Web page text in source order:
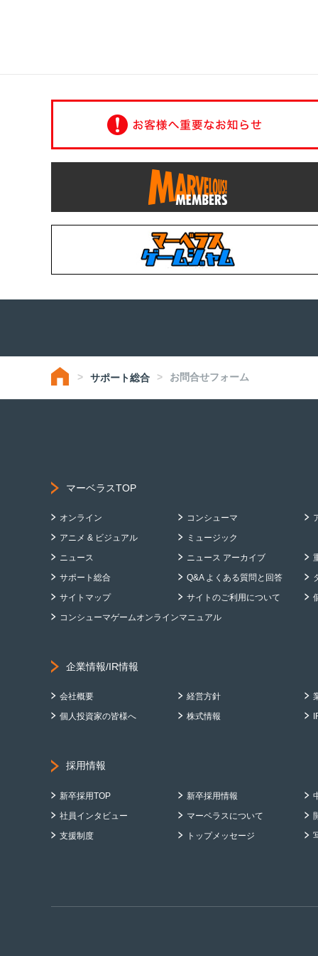
サポート総合 お問合せフォーム
マーベラスTOP
オンライン コンシューマ
アニメ & ビジュアル
ミュージック
ニュース
ニュース アーカイブ
サポート総合
Q&A よくある質問と回答
サイトマップ
サイトのご利用について
コンシューマゲームオンラインマニュアル
企業情報/IR情報
会社概要 経営方針
個人投資家の皆様へ
株式情報
採用情報
新卒採用TOP 新卒採用情報
社員インタビュー
マーベラスについて
支援制度
トップメッセージ